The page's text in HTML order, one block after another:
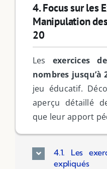
4. Focus sur les
Manipulation
20
Les exercices
nombres jusqu’à
jeu éducatif.
aperçu détaillé
que leur apport
4.1. Les
expliqués